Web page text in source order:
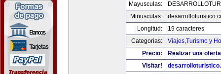
Mayusculas:
Minusculas:
Longitud:
19 caracteres
Categorias:
Viajes,Turismo y
Precio:
Realizar una
Visitar!